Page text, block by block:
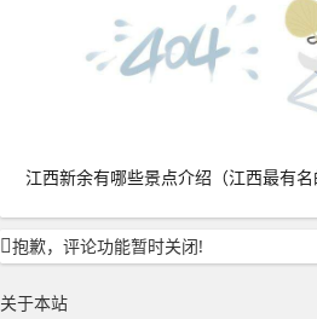
江西新余有哪些景点介绍（江西最有名
抱歉，评论功能暂时关闭!
关于本站